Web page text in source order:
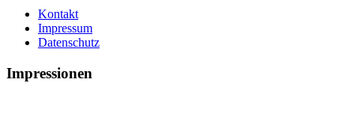
Kontakt
Impressum
Datenschutz
Impressionen